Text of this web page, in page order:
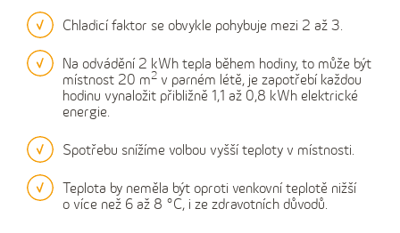
Chladicí faktor se obvykle pohybuje mezi 2 až 3.
Na odvádění 2 kWh tepla během hodiny, to může být
místnost 20 m2 v parném létě, je zapotřebí každou
hodinu vynaložit přibližně 1,1 až 0,8 kWh elektrické
energie.
Spotřebu snížíme volbou vyšší teploty v místnosti.
Teplota by neměla být oproti venkovní teplotě nižší
o více než 6 až 8 °C, i ze zdravotních důvodů.